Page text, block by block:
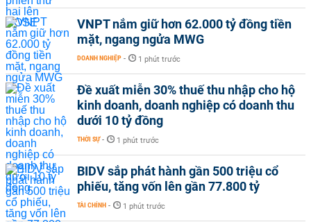
VNPT nắm giữ hơn 62.000 tỷ đồng tiền
mặt, ngang ngửa MWG
DOANH NGHIỆP - 1 phút trước
Đề xuất miễn 30% thuế thu nhập cho hộ
kinh doanh, doanh nghiệp có doanh thu
dưới 10 tỷ đồng
THỜI SỰ - 1 phút trước
BIDV sắp phát hành gần 500 triệu cổ
phiếu, tăng vốn lên gần 77.800 tỷ
TÀI CHÍNH - 1 phút trước